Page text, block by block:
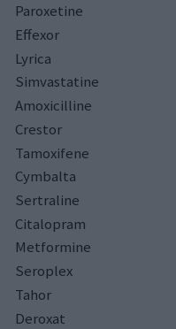
Paroxetine
Effexor
Lyrica
Simvastatine
Amoxicilline
Crestor
Tamoxifene
Cymbalta
Sertraline
Citalopram
Metformine
Seroplex
Tahor
Deroxat